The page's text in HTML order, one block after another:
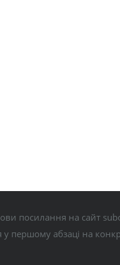
посилання на сайт
першому абзаці на